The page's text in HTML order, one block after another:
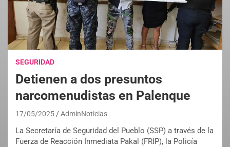
SEGURIDAD
Detienen a dos presuntos
narcomenudistas en Palenque
17/05/2025 AdminNoticias
La Secretaría de Seguridad del Pueblo (SSP) a través de la
Fuerza de Reacción Inmediata Pakal (FRIP), la Policía